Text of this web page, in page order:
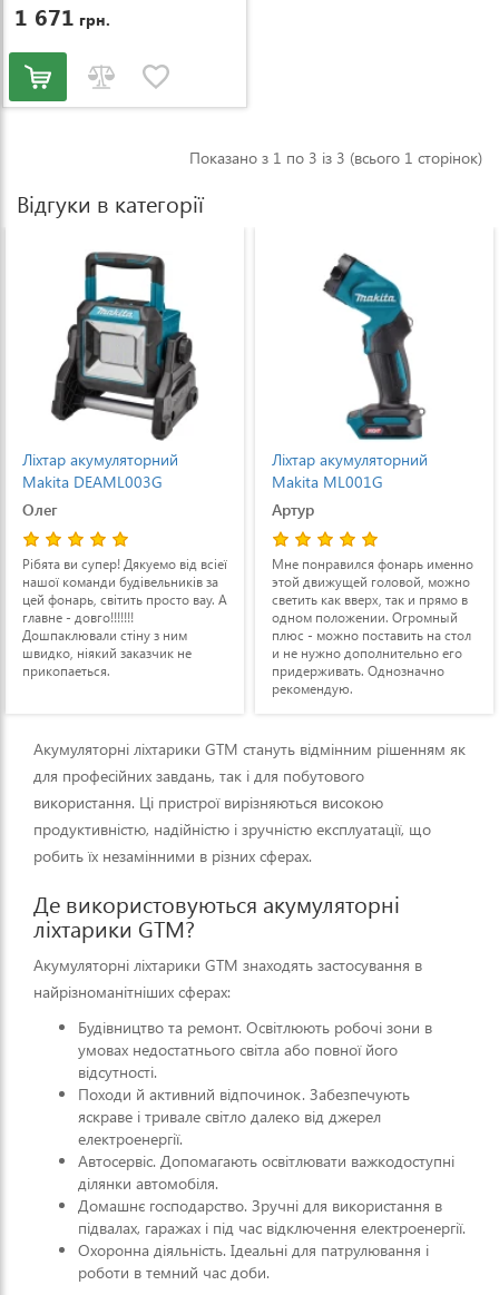
1 671 грн.
Показано з 1 по 3 із 3 (всього 1 сторінок)
Відгуки в категорії
від всіеї
за
вау. А
ним
не
Ліхтар акумуляторний
Makita ML001G
Мне понравился фонарь именно
этой движущей головой, можно
светить как вверх, так и прямо в
одном положении. Огромный
плюс - можно поставить на стол
и не нужно дополнительно его
придерживать. Однозначно
Ліхтар
FLC18/50 каркас
Добре стоїть, можна
підрегулювати,
Акумуляторні ліхтарики GTM стануть відмінним рішенням як
для професійних завдань, так і для побутового
використання. Ці пристрої вирізняються високою
продуктивністю, надійністю і зручністю експлуатації, що
робить їх незамінними в різних сферах.
Де використовуються акумуляторні
ліхтарики GTM?
Акумуляторні ліхтарики GTM знаходять застосування в
найрізноманітніших сферах:
Будівництво та ремонт. Освітлюють робочі зони в
умовах недостатнього світла або повної його
відсутності.
Походи й активний відпочинок. Забезпечують
яскраве і тривале світло далеко від джерел
електроенергії.
Автосервіс. Допомагають освітлювати важкодоступні
ділянки автомобіля.
Домашнє господарство. Зручні для використання в
підвалах, гаражах і під час відключення електроенергії.
Охоронна діяльність. Ідеальні для патрулювання і
роботи в темний час доби.